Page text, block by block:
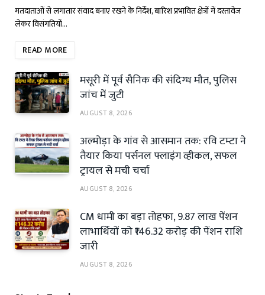
मतदाताओं से लगातार संवाद बनाए रखने के निर्देश, बारिश प्रभावित क्षेत्रों में दस्तावेज
लेकर विसंगतियों…
READ MORE
मसूरी में पूर्व सैनिक की संदिग्ध मौत, पुलिस
जांच में जुटी
AUGUST 8, 2026
अल्मोड़ा के गांव से आसमान तक: रवि टम्टा ने
तैयार किया पर्सनल फ्लाइंग व्हीकल, सफल
ट्रायल से मची चर्चा
AUGUST 8, 2026
CM धामी का बड़ा तोहफा, 9.87 लाख पेंशन
लाभार्थियों को ₹146.32 करोड़ की पेंशन राशि
जारी
AUGUST 8, 2026